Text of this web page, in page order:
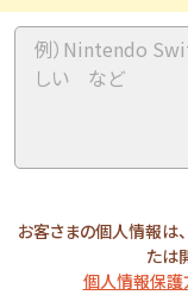
お客さまの個人情報は
たは
個人情報保護